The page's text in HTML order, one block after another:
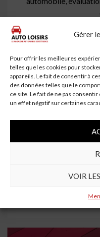
Gérer
Pour offrir les meilleures
telles que les cookies pour
appareils. Le fait de consentir à
des données telles que le
ce site. Le fait de ne pas
un effet négatif sur certaines
VOIR
Un automobiliste de
Saint-Aubin-Montenoy